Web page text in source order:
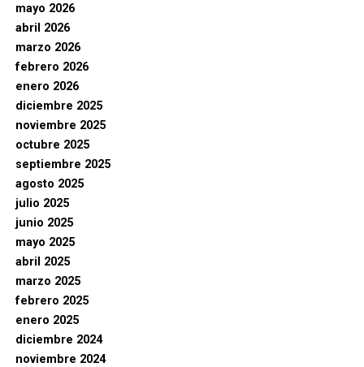
mayo 2026
abril 2026
marzo 2026
febrero 2026
enero 2026
diciembre 2025
noviembre 2025
octubre 2025
septiembre 2025
agosto 2025
julio 2025
junio 2025
mayo 2025
abril 2025
marzo 2025
febrero 2025
enero 2025
diciembre 2024
noviembre 2024